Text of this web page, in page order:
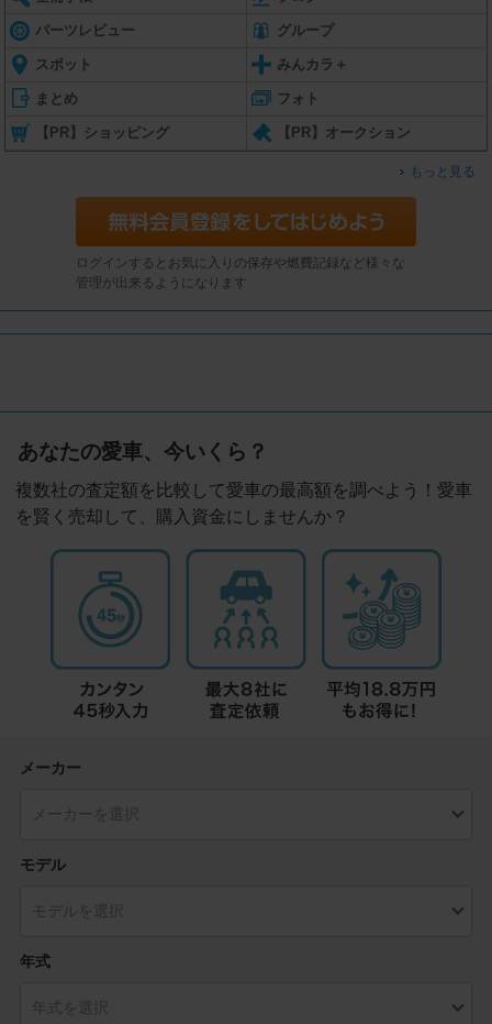
パーツレビュー グループ
スポット みんカラ＋
まとめ フォト
【PR】ショッピング 【PR】オークション
もっと見る
ログインするとお気に入りの保存や燃費記録など様々な
管理が出来るようになります
あなたの愛車、今いくら？
複数社の査定額を比較して愛車の最高額を調べよう！愛車
を賢く売却して、購入資金にしませんか？
メーカー
モデル
年式